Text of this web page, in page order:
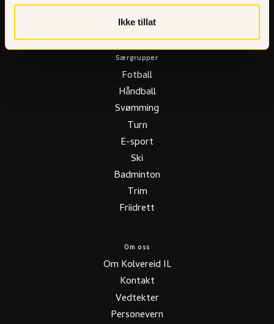
Ikke tillat
Særgrupper
Fotball
Håndball
Svømming
Turn
E-sport
Ski
Badminton
Trim
Friidrett
Om oss
Om Kolvereid IL
Kontakt
Vedtekter
Personevern